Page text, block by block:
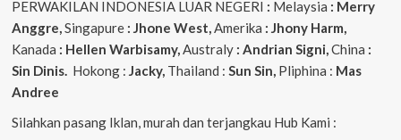
PERWAKILAN INDONESIA LUAR NEGERI : Melaysia : Merry
Anggre,Singapure: Jhone West,Amerika : Jhony Harm,
Kanada : Hellen Warbisamy,Australy : Andrian Signi,China :
Sin Dinis. Hokong : Jacky, Thailand : Sun Sin, Pliphina : Mas
Andree
Silahkan pasang Iklan, murah dan terjangkau Hub Kami :